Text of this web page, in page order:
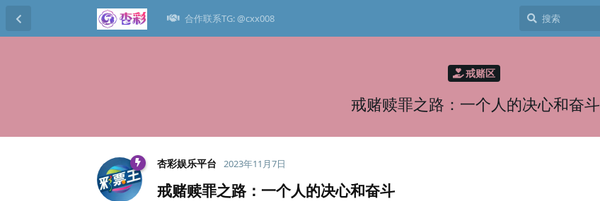
合作联系TG: @cxx008
戒赌区
戒赌赎罪之路：一个人的决心和奋斗
杏彩娱乐平台 2023年11月7日
戒赌赎罪之路：一个人的决心和奋斗